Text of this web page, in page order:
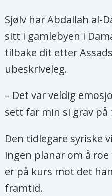
Sjølv har Abdallah al-
sitt i gamlebyen i
tilbake dit etter
ubeskriveleg.
– Det var veldig
sett far min si grav på
Den tidlegare syriske
ingen planar om å
er på kurs mot det
framtid.